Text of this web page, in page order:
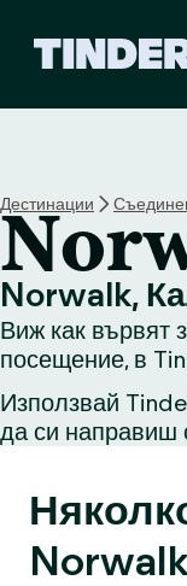
Дестинации
Norwalk,
Виж как вървят
посещение, в
Използвай
да си направиш